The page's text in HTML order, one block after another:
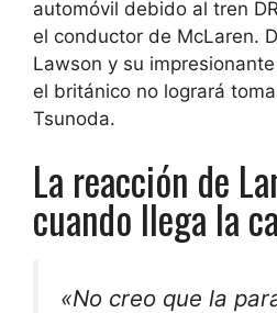
automóvil debido al tren
el conductor de McLaren.
Lawson y su
el británico no logrará
Tsunoda.
La reacción de
cuando llega la
«No creo que la